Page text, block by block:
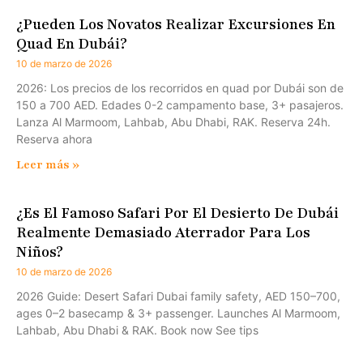
¿Pueden Los Novatos Realizar Excursiones En
Quad En Dubái?
10 de marzo de 2026
2026: Los precios de los recorridos en quad por Dubái son de
150 a 700 AED. Edades 0-2 campamento base, 3+ pasajeros.
Lanza Al Marmoom, Lahbab, Abu Dhabi, RAK. Reserva 24h.
Reserva ahora
Leer más »
¿Es El Famoso Safari Por El Desierto De Dubái
Realmente Demasiado Aterrador Para Los
Niños?
10 de marzo de 2026
2026 Guide: Desert Safari Dubai family safety, AED 150–700,
ages 0–2 basecamp & 3+ passenger. Launches Al Marmoom,
Lahbab, Abu Dhabi & RAK. Book now See tips